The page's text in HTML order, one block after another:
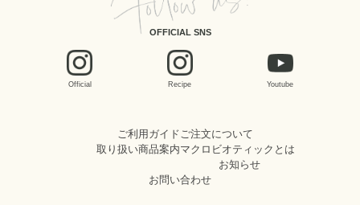
OFFICIAL SNS
Official Recipe Youtube
ご利用ガイドご注文について
取り扱い商品案内マクロビオティックとは
お知らせ
お問い合わせ